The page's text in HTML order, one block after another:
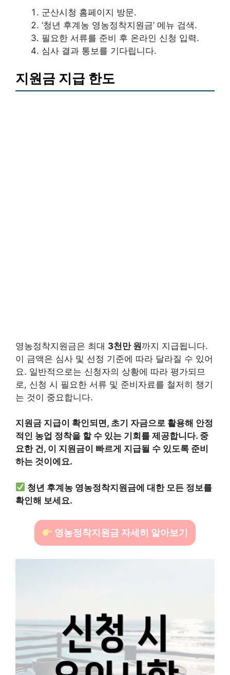
군산시청 홈페이지 방문.
‘청년 후계농 영농정착지원금’ 메뉴 검색.
필요한 서류를 준비 후 온라인 신청 입력.
심사 결과 통보를 기다립니다.
지원금 지급 한도
영농정착지원금은 최대 3천만 원까지 지급됩니다.
이 금액은 심사 및 선정 기준에 따라 달라질 수 있어
요. 일반적으로는 신청자의 상황에 따라 평가되므
로, 신청 시 필요한 서류 및 준비자료를 철저히 챙기
는 것이 중요합니다.
지원금 지급이 확인되면, 초기 자금으로 활용해 안정
적인 농업 정착을 할 수 있는 기회를 제공합니다. 중
요한 건, 이 지원금이 빠르게 지급될 수 있도록 준비
하는 것이에요.
청년 후계농 영농정착지원금에 대한 모든 정보를
확인해 보세요.
영농정착지원금 자세히 알아보기